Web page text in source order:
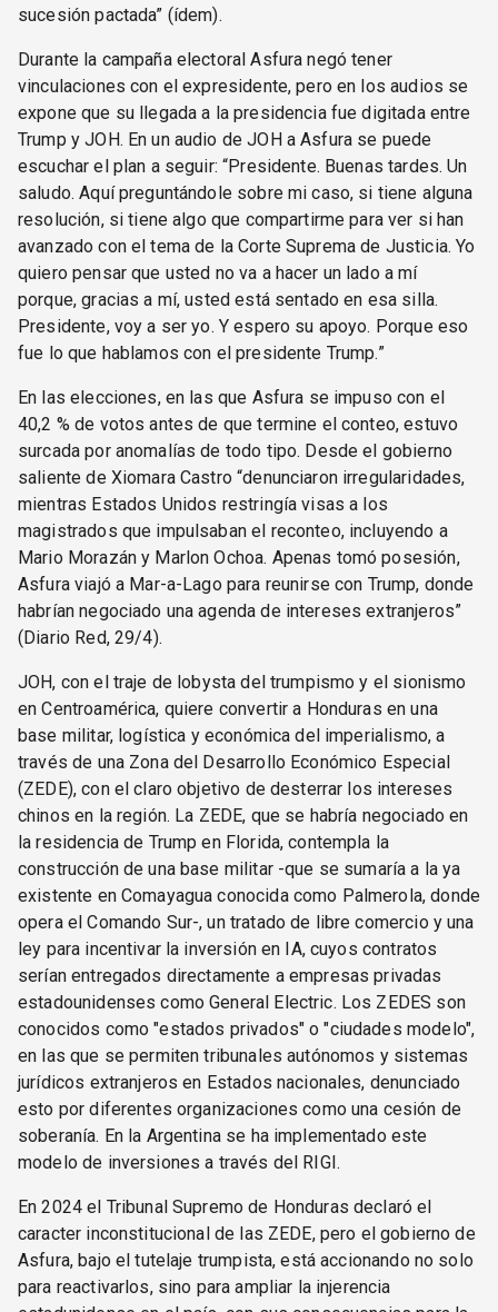
sucesión pactada” (ídem).
Durante la campaña electoral Asfura negó tener
vinculaciones con el expresidente, pero en los audios se
expone que su llegada a la presidencia fue digitada entre
Trump y JOH. En un audio de JOH a Asfura se puede
escuchar el plan a seguir: “Presidente. Buenas tardes. Un
saludo. Aquí preguntándole sobre mi caso, si tiene alguna
resolución, si tiene algo que compartirme para ver si han
avanzado con el tema de la Corte Suprema de Justicia. Yo
quiero pensar que usted no va a hacer un lado a mí
porque, gracias a mí, usted está sentado en esa silla.
Presidente, voy a ser yo. Y espero su apoyo. Porque eso
fue lo que hablamos con el presidente Trump.”
En las elecciones, en las que Asfura se impuso con el
40,2 % de votos antes de que termine el conteo, estuvo
surcada por anomalías de todo tipo. Desde el gobierno
saliente de Xiomara Castro “denunciaron irregularidades,
mientras Estados Unidos restringía visas a los
magistrados que impulsaban el reconteo, incluyendo a
Mario Morazán y Marlon Ochoa. Apenas tomó posesión,
Asfura viajó a Mar-a-Lago para reunirse con Trump, donde
habrían negociado una agenda de intereses extranjeros”
(Diario Red, 29/4).
JOH, con el traje de lobysta del trumpismo y el sionismo
en Centroamérica, quiere convertir a Honduras en una
base militar, logística y económica del imperialismo, a
través de una Zona del Desarrollo Económico Especial
(ZEDE), con el claro objetivo de desterrar los intereses
chinos en la región. La ZEDE, que se habría negociado en
la residencia de Trump en Florida, contempla la
construcción de una base militar -que se sumaría a la ya
existente en Comayagua conocida como Palmerola, donde
opera el Comando Sur-, un tratado de libre comercio y una
ley para incentivar la inversión en IA, cuyos contratos
serían entregados directamente a empresas privadas
estadounidenses como General Electric. Los ZEDES son
conocidos como "estados privados" o "ciudades modelo",
en las que se permiten tribunales autónomos y sistemas
jurídicos extranjeros en Estados nacionales, denunciado
esto por diferentes organizaciones como una cesión de
soberanía. En la Argentina se ha implementado este
modelo de inversiones a través del RIGI.
En 2024 el Tribunal Supremo de Honduras declaró el
caracter inconstitucional de las ZEDE, pero el gobierno de
Asfura, bajo el tutelaje trumpista, está accionando no solo
para reactivarlos, sino para ampliar la injerencia